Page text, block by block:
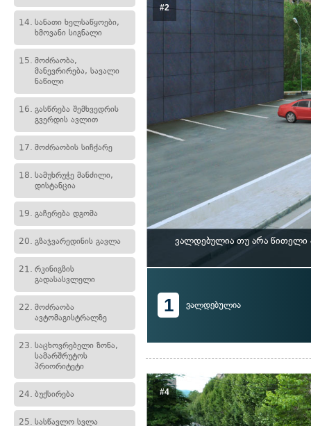
14. სანათი ხელსაწყოები,
ხმოვანი სიგნალი
15. მოძრაობა,
მანევრირება, სავალი
ნაწილი
16. გასწრება შემხვედრის
გვერდის ავლით
17. მოძრაობის სიჩქარე
18. სამუხრუჭე მანძილი,
დისტანცია
19. გაჩერება დგომა
20. გზაჯვარედინის გავლა
21. რკინიგზის
გადასასვლელი
22. მოძრაობა
ავტომაგისტრალზე
23. საცხოვრებელი ზონა,
სამარშრუტოს
პრიორიტეტი
24. ბუქსირება
25. სასწავლო სვლა
#2
ვალდებულია თუ არა წითელი
1 ვალდებულია
#4